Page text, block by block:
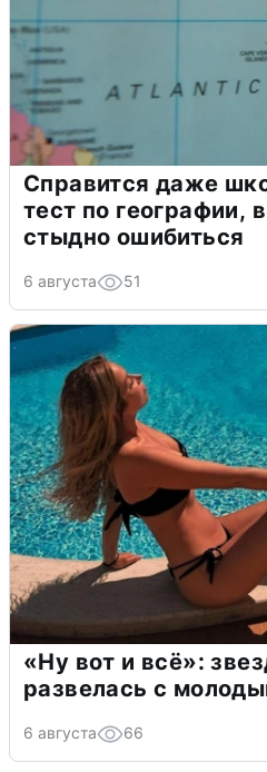
Справится даже
тест по географии,
стыдно ошибиться
6 августа 51
«Ну вот и всё»:
развелась с
6 августа 66